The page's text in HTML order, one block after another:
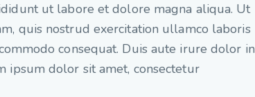
ut labore et dolore magna aliqua. Ut
quis nostrud exercitation ullamco laboris
consequat. Duis aute irure dolor in
ipsum dolor sit amet, consectetur